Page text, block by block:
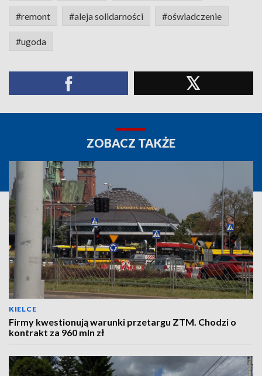
#remont #aleja solidarności #oświadczenie
#ugoda
ZOBACZ TAKŻE
KIELCE
Firmy kwestionują warunki przetargu ZTM. Chodzi o
kontrakt za 960 mln zł